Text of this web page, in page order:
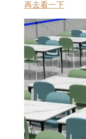
再去看一下